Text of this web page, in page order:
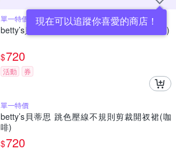
現在可以追蹤你喜愛的商店！
單一特價
betty’s貝蒂思 花朵鏤空蕾絲率性拼接裙(淺綠)
$720
活動 券
單一特價
betty’s貝蒂思 跳色壓線不規則剪裁開衩裙(咖
啡)
$720